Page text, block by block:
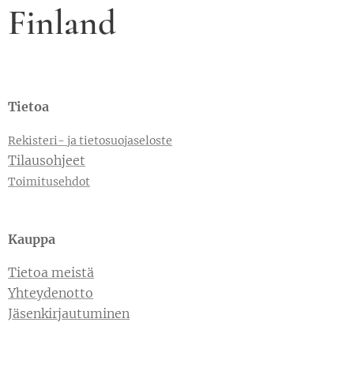
Finland
Tietoa
Rekisteri- ja tietosuojaseloste
Tilausohjeet
Toimitusehdot
Kauppa
Tietoa meistä
Yhteydenotto
Jäsenkirjautuminen